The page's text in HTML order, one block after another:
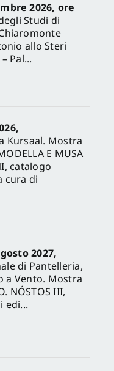
2026, ore
Studi di
allo Steri
Pal...
Kursaal. Mostra
E MUSA
catalogo
cura di
2027,
di Pantelleria,
a Vento. Mostra
NÓSTOS III,
edi...